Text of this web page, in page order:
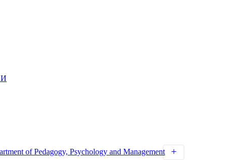
of Pedagogy, Psychology and Management